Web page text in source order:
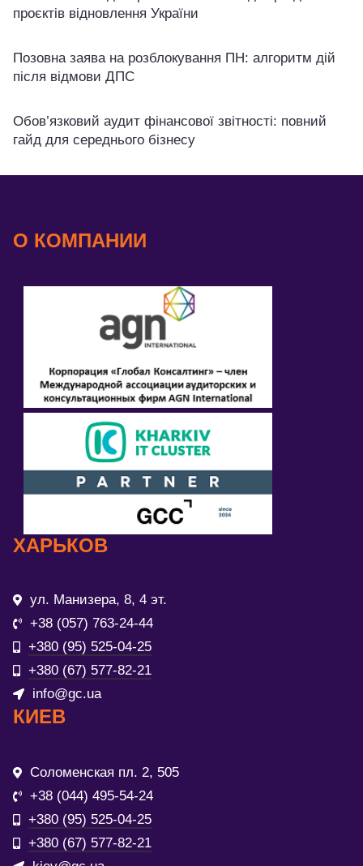
проєктів відновлення України
Позовна заява на розблокування ПН: алгоритм дій
після відмови ДПС
Обов’язковий аудит фінансової звітності: повний
гайд для середнього бізнесу
О КОМПАНИИ
ХАРЬКОВ
ул. Манизера, 8, 4 эт.
+38 (057) 763-24-44
+380 (95) 525-04-25
+380 (67) 577-82-21
info@gc.ua
КИЕВ
Соломенская пл. 2, 505
+38 (044) 495-54-24
+380 (95) 525-04-25
+380 (67) 577-82-21